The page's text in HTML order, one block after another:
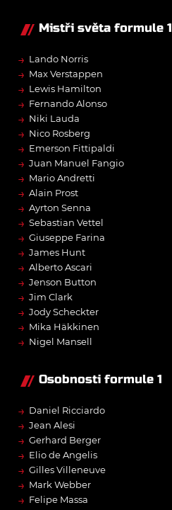
Mistři světa formule 1
→ Lando Norris
→ Max Verstappen
→ Lewis Hamilton
→ Fernando Alonso
→ Niki Lauda
→ Nico Rosberg
→ Emerson Fittipaldi
→ Juan Manuel Fangio
→ Mario Andretti
→ Alain Prost
→ Ayrton Senna
→ Sebastian Vettel
→ Giuseppe Farina
→ James Hunt
→ Alberto Ascari
→ Jenson Button
→ Jim Clark
→ Jody Scheckter
→ Mika Häkkinen
→ Nigel Mansell
Osobnosti formule 1
→ Daniel Ricciardo
→ Jean Alesi
→ Gerhard Berger
→ Elio de Angelis
→ Gilles Villeneuve
→ Mark Webber
→ Felipe Massa